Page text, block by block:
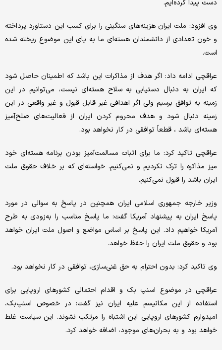
دست پیدا کرده‌ایم.
وی افزود: ملت ایران هزینه‌های سنگینی را برای کسب این دستاورد پرداخته
و خون تعدادی از دانشمندان هسته‌ای ما به پای این موضوع ریخته شده
است.
عراقچی ادامه داد: اگر هدف از مذاکرات این باشد که اطمینان حاصل شود
که ایران به دنبال دستیابی به سلاح هسته‌ای نیست، می‌توانیم در این
زمینه به توافق برسیم ولی اگر اهدافی غیر قابل قبول و غیر واقعی در این
زمینه دنبال شود و هدف محروم کردن ایران از فعالیت‌های صلح‌آمیز
هسته‌ای باشد ، قطعاً توافقی در کار نخواهد بود.
عراقچی تاکید کرد: ما برای اثبات مسالمت‌آمیز بودن برنامه هسته‌ای خود
میز مذاکره را ترک نکردیم و نمی‌کنیم. خواسته‌ای که بر خلاف حقوق ملت
ایران باشد را قبول نمی‌کنیم.
وزیر خارجه جمهوری اسلامی ایران همچنین در پاسخ به سوالی در مورد
پاسخ ایران به پیشنهاد آمریکا گفت: ما پاسخ مناسب را به‌زودی به طرح
آمریکا خواهیم داد. این پاسخ بر اساس مواضع و اصول ملت ایران خواهد
بود و حقوق ملت ایران را حفظ خواهد.
وی تاکید کرد: بدون احترام به حق غنی‌سازی، توافقی در کار نخواهد بود.
عراقچی در موضوع اسنپ بک و اقدام احتمالی کشورهای اروپایی برای
استفاده از این مکانیسم علیه ایران نیز گفت: در خصوص اسنپ‌بک،
امیدوارم کشورهای اروپایی این اشتباه را مرتکب نشوند. این سیاست غلط
خواهد بود و به بحران‌های موجود، اضافه خواهد کرد.